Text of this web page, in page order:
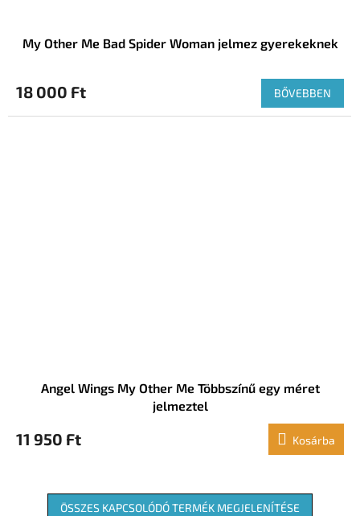
My Other Me Bad Spider Woman jelmez gyerekeknek
18 000 Ft BŐVEBBEN
Angel Wings My Other Me Többszínű egy méret
jelmeztel
11 950 Ft Kosárba
ÖSSZES KAPCSOLÓDÓ TERMÉK MEGJELENÍTÉSE